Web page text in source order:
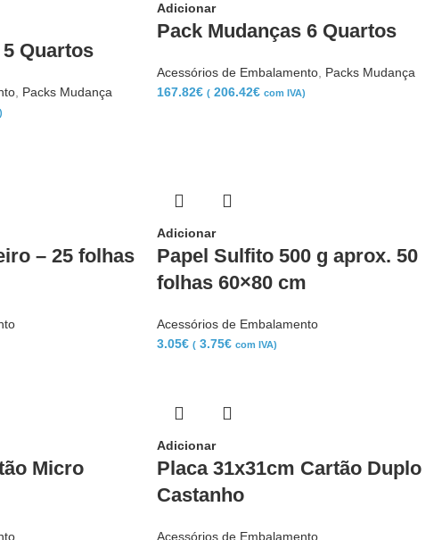
Quartos
, Packs Mudança
Adicionar
Pack Mudanças 6 Quartos
Acessórios de Embalamento, Packs Mudança
167.82€ ( 206.42€ com IVA)
– 25 folhas
Adicionar
Papel Sulfito 500 g aprox. 50
folhas 60×80 cm
Acessórios de Embalamento
3.05€ ( 3.75€ com IVA)
Micro
Adicionar
Placa 31x31cm Cartão Duplo
Castanho
Acessórios de Embalamento